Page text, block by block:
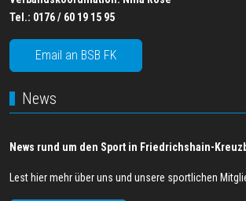
Tel.: 0176 / 60 19 15 95
Email an BSB FK
News
News rund um den Sport in Friedrichshain-
Lest hier mehr über uns und unsere sportlichen